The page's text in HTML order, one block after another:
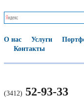
О нас Услуги
Контакты
(3412) 52-93-33